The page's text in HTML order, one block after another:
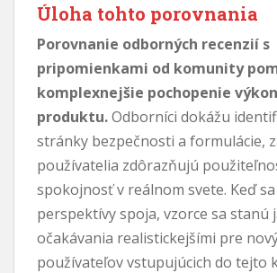
Úloha tohto porovnania
Porovnanie odborných recenzií s
pripomienkami od komunity
komplexnejšie pochopenie
produktu.Odborníci dokážu
stránky bezpečnosti a formulácie,
používatelia zdôrazňujú
spokojnosť v reálnom svete. Keď
perspektívy spoja, vzorce sa stanú
očakávania realistickejšími pre
používateľov vstupujúcich do tejto